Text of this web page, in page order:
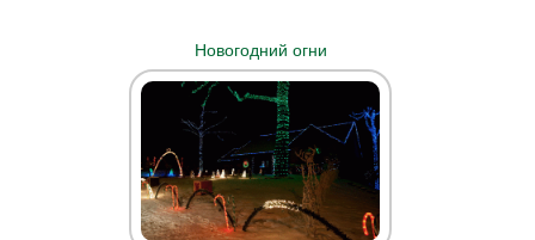
Новогодний огни